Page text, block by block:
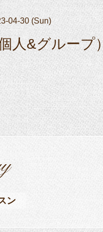
04-30 (Sun)
人&グループ
ン